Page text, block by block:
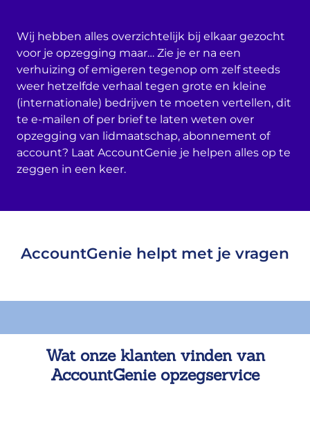
Wij hebben alles overzichtelijk bij elkaar gezocht
voor je opzegging maar… Zie je er na een
verhuizing of emigeren tegenop om zelf steeds
weer hetzelfde verhaal tegen grote en kleine
(internationale) bedrijven te moeten vertellen, dit
te e-mailen of per brief te laten weten over
opzegging van lidmaatschap, abonnement of
account? Laat AccountGenie je helpen alles op te
zeggen in een keer.
AccountGenie helpt met je vragen
Wat onze klanten vinden van
AccountGenie opzegservice